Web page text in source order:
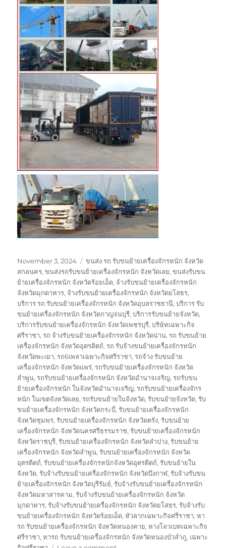
Posted
on
November 3, 2024 Tags
ขนส่ง รถ รับขนย้ายเครื่องจักรหนัก จังหวัด
สกลนคร,ขนส่งรถรับขนย้ายเครื่องจักรหนัก จังหวัดเลย,ขนส่งรับขน
ย้ายเครื่องจักรหนัก จังหวัดร้อยเอ็ด, จ้างรับขนย้ายเครื่องจักรหนัก
จังหวัดมุกดาหาร, จ้างรับขนย้ายเครื่องจักรหนัก จังหวัดยโสธร,
บริการ รถ รับขนย้ายเครื่องจักรหนัก จังหวัดอุบลราชธานี,บริการ รับ
ขนย้ายเครื่องจักรหนัก จังหวัดกาญจนบุรี,บริการรับขนย้ายจังหวัด,
บริการรับขนย้ายเครื่องจักรหนัก จังหวัดเพชรบุรี,บริษัทเฉพาะกิจ
ศรีราชา,รถ จ้างรับขนย้ายเครื่องจักรหนัก จังหวัดน่าน,รถ รับขนย้าย
เครื่องจักรหนัก จังหวัดอุตรดิตถ์,รถ รับจ้างขนย้ายเครื่องจักรหนัก
จังหวัดพะเยา,รถ6เพลาเฉพาะกิจศรีราชา,รถจ้าง รับขนย้าย
เครื่องจักรหนัก จังหวัดแพร่,รถรับขนย้ายเครื่องจักรหนัก จังหวัด
ลำพูน,รถรับขนย้ายเครื่องจักรหนัก จังหวัดอำนาจเจริญ,รถรับขน
ย้ายเครื่องจักรหนัก ในจังหวัดอำนาจเจริญ,รถรับขนย้ายเครื่องจักร
หนัก ในเขตจังหวัดเลย,รถรับขนย้ายในจังหวัด,รับขนย้ายจังหวัด,รับ
ขนย้ายเครื่องจักรหนัก จังหวัดกระบี่,รับขนย้ายเครื่องจักรหนัก
จังหวัดชุมพร,รับขนย้ายเครื่องจักรหนัก จังหวัดตรัง,รับขนย้าย
เครื่องจักรหนัก จังหวัดนครศรีธรรมราช,รับขนย้ายเครื่องจักรหนัก
จังหวัดราชบุรี,รับขนย้ายเครื่องจักรหนัก จังหวัดลำปาง,รับขนย้าย
เครื่องจักรหนัก จังหวัดลำพูน,รับขนย้ายเครื่องจักรหนัก จังหวัด
อุตรดิตถ์,รับขนย้ายเครื่องจักรหนักจังหวัดอุตรดิตถ์,รับขนย้ายใน
จังหวัด,รับจ้างรับขนย้ายเครื่องจักรหนัก จังหวัดบึงกาฬ,รับจ้างรับขน
ย้ายเครื่องจักรหนัก จังหวัดบุรีรัมย์,รับจ้างรับขนย้ายเครื่องจักรหนัก
จังหวัดมหาสารคาม,รับจ้างรับขนย้ายเครื่องจักรหนัก จังหวัด
มุกดาหาร,รับจ้างรับขนย้ายเครื่องจักรหนัก จังหวัดยโสธร,รับจ้างรับ
ขนย้ายเครื่องจักรหนัก จังหวัดร้อยเอ็ด,หัวลากเฉพาะกิจศรีราชา,หา
รถ รับขนย้ายเครื่องจักรหนัก จังหวัดหนองคาย,หางโลวเบทเฉพาะกิจ
ศรีราชา,หารถ รับขนย้ายเครื่องจักรหนัก จังหวัดหนองบัวลำภู, เฉพาะ